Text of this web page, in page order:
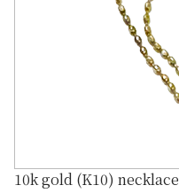
10k gold (K10) necklace